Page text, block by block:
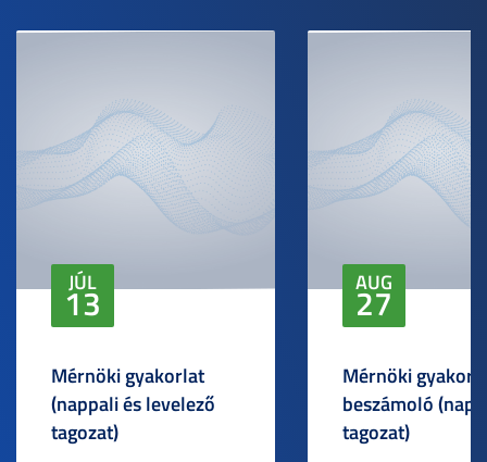
JÚL
13
Mérnöki gyakorlat
(nappali és levelező
tagozat)
AUG
27
Mérnöki
beszámoló
tagozat)